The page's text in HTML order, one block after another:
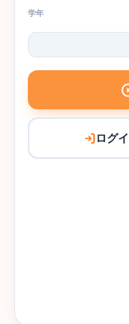
学年
ログ